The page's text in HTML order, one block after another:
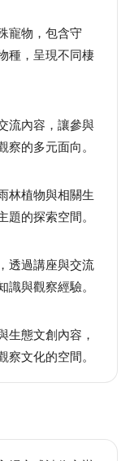
寵物，包含守
種，呈現不同棲
流內容，讓參與
的多元面向。
林植物與相關生
的探索空間。
透過講座與交流
與觀察經驗。
生態文創內容，
文化的空間。